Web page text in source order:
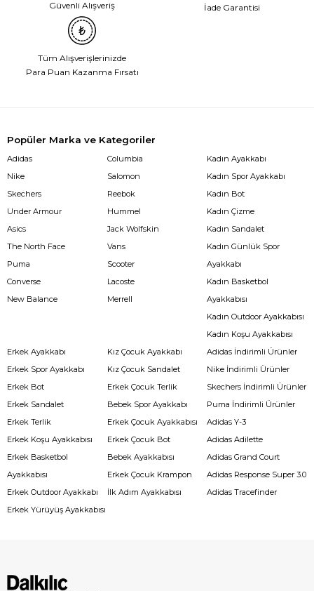
Güvenli Alışveriş
İade Garantisi
Tüm Alışverişlerinizde
Para Puan Kazanma Fırsatı
Popüler Marka ve Kategoriler
Adidas
Nike
Skechers
Under Armour
Asics
The North Face
Puma
Converse
New Balance
Columbia
Salomon
Reebok
Hummel
Jack Wolfskin
Vans
Scooter
Lacoste
Merrell
Kadın Ayakkabı
Kadın Spor Ayakkabı
Kadın Bot
Kadın Çizme
Kadın Sandalet
Kadın Günlük Spor
Ayakkabı
Kadın Basketbol
Ayakkabısı
Kadın Outdoor Ayakkabısı
Kadın Koşu Ayakkabısı
Erkek Ayakkabı
Erkek Spor Ayakkabı
Erkek Bot
Erkek Sandalet
Erkek Terlik
Erkek Koşu Ayakkabısı
Erkek Basketbol
Ayakkabısı
Erkek Outdoor Ayakkabı
Erkek Yürüyüş Ayakkabısı
Kız Çocuk Ayakkabı
Kız Çocuk Sandalet
Erkek Çocuk Terlik
Bebek Spor Ayakkabı
Erkek Çocuk Ayakkabısı
Erkek Çocuk Bot
Bebek Ayakkabısı
Erkek Çocuk Krampon
İlk Adım Ayakkabısı
Adidas İndirimli Ürünler
Nike İndirimli Ürünler
Skechers İndirimli Ürünler
Puma İndirimli Ürünler
Adidas Y-3
Adidas Adilette
Adidas Grand Court
Adidas Response Super 3.0
Adidas Tracefinder